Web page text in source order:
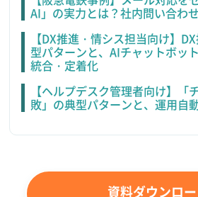
AI」の実力とは？社内問い合わ
【DX推進・情シス担当向け】
型パターンと、AIチャットボッ
統合・定着化
【ヘルプデスク管理者向け】「
敗」の典型パターンと、運用自
資料ダウンロ